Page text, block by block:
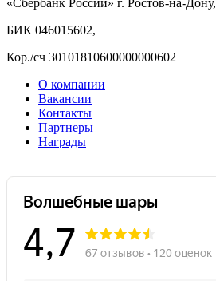
БИК 046015602,
Кор./сч 30101810600000000602
О компании
Вакансии
Контакты
Партнеры
Награды